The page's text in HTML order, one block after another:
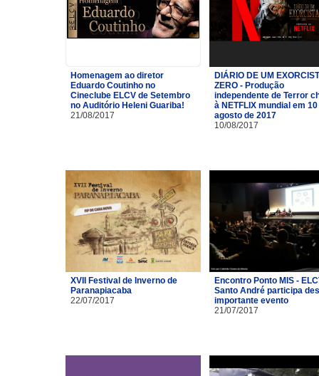
Homenagem ao diretor
Eduardo Coutinho no
Cineclube ELCV de Setembro
no Auditório Heleni Guariba!
21/08/2017
DIÁRIO DE UM
ZERO - Produção
independente de Terror
à NETFLIX mundial em
agosto de 2017
10/08/2017
XVII Festival de Inverno de
Paranapiacaba
22/07/2017
Encontro Ponto MIS -
Santo André participa
importante evento
21/07/2017